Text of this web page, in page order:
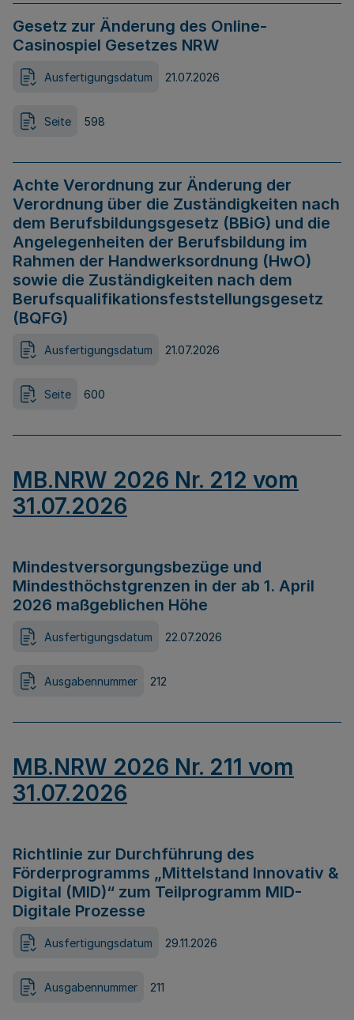
Gesetz zur Änderung des Online-
Casinospiel Gesetzes NRW
Ausfertigungsdatum 21.07.2026
Seite 598
Achte Verordnung zur Änderung der
Verordnung über die Zuständigkeiten nach
dem Berufsbildungsgesetz (BBiG) und die
Angelegenheiten der Berufsbildung im
Rahmen der Handwerksordnung (HwO)
sowie die Zuständigkeiten nach dem
Berufsqualifikationsfeststellungsgesetz
(BQFG)
Ausfertigungsdatum 21.07.2026
Seite 600
MB.NRW 2026 Nr. 212 vom
31.07.2026
Mindestversorgungsbezüge und
Mindesthöchstgrenzen in der ab 1. April
2026 maßgeblichen Höhe
Ausfertigungsdatum 22.07.2026
Ausgabennummer 212
MB.NRW 2026 Nr. 211 vom
31.07.2026
Richtlinie zur Durchführung des
Förderprogramms „Mittelstand Innovativ &
Digital (MID)“ zum Teilprogramm MID-
Digitale Prozesse
Ausfertigungsdatum 29.11.2026
Ausgabennummer 211